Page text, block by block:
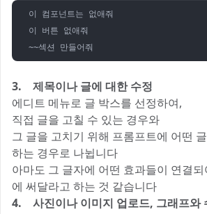
이 컴포넌트는 없애줘
이 버튼 없애줘
~~섹션 만들어줘
3. 제목이나 글에 대한 수정
에디트 메뉴로 글 박스를 선정하여,
직접 글을 고칠 수 있는 경우와
그 글을 고치기 위해 프롬프트에 어떤
하는 경우로 나뉩니다
아마도 그 글자에 어떤 효과들이 연결
에 써달라고 하는 것 같습니다
4. 사진이나 이미지 업로드, 그래프와